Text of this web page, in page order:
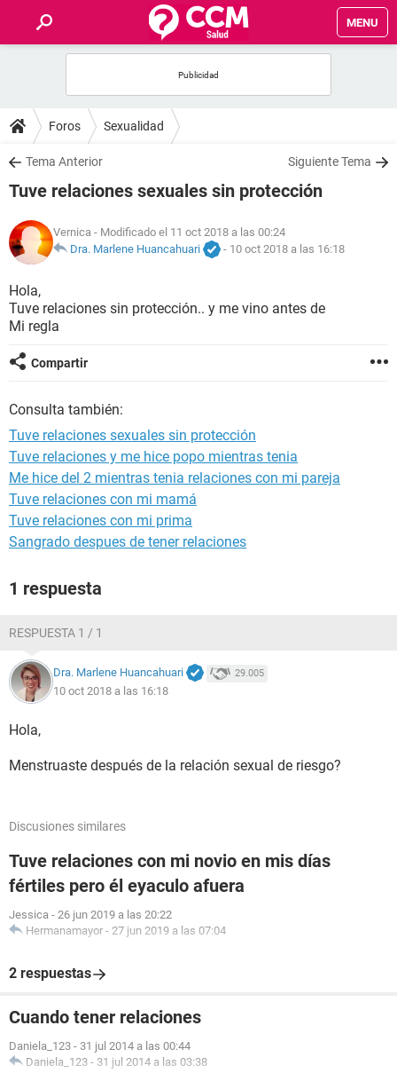
MENU
FOROS
SALUD
NUTRICIÓN
BIENESTAR
Foros Sexualidad
Tema Anterior Siguiente Tema
Tuve relaciones sexuales sin protección
Vernica - Modificado el 11 oct 2018 a las 00:24
Dra. Marlene Huancahuari
- 10 oct 2018 a las 16:18
Hola,
Tuve relaciones sin protección.. y me vino antes de
Mi regla
Compartir
Consulta también:
Tuve relaciones sexuales sin protección
Tuve relaciones y me hice popo mientras tenia
Me hice del 2 mientras tenia relaciones con mi pareja
Tuve relaciones con mi mamá
Tuve relaciones con mi prima
Sangrado despues de tener relaciones
1 respuesta
RESPUESTA 1 / 1
Dra. Marlene Huancahuari 29.005
10 oct 2018 a las 16:18
Hola,
Menstruaste después de la relación sexual de riesgo?
Discusiones similares
Tuve relaciones con mi novio en mis días
fértiles pero él eyaculo afuera
Jessica - 26 jun 2019 a las 20:22
Hermanamayor - 27 jun 2019 a las 07:04
2 respuestas
Cuando tener relaciones
Daniela_123 - 31 jul 2014 a las 00:44
Daniela_123 - 31 jul 2014 a las 03:38